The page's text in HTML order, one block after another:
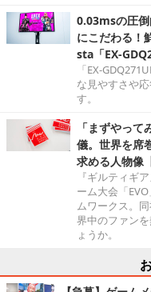
0.03msの圧
にこだわる！
sta「EX-
「EX-
な見やすさや
す。
「まずやっ
儀。世界を席
求める人物像
『ギルティギ
ーム大会「
ムワークス。
界中のファン
ょうか。